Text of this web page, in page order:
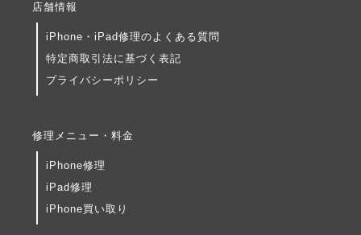
店舗情報
iPhone・iPad修理のよくある質問
特定商取引法に基づく表記
プライバシーポリシー
修理メニュー・料金
iPhone修理
iPad修理
iPhone買い取り